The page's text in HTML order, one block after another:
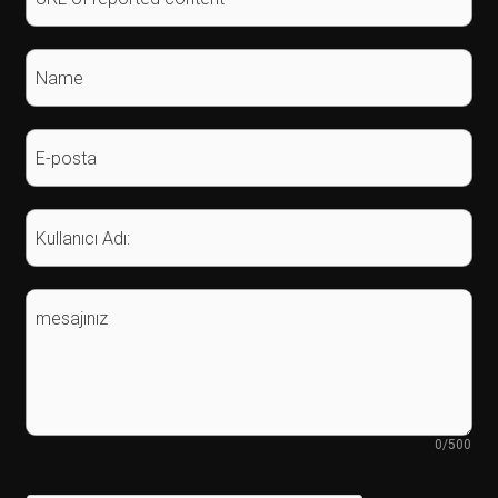
Name
E-posta
Kullanıcı Adı:
mesajınız
0/500